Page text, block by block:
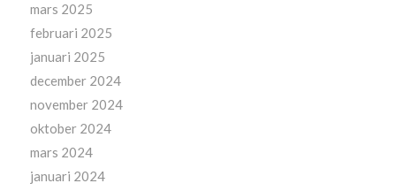
mars 2025
februari 2025
januari 2025
december 2024
november 2024
oktober 2024
mars 2024
januari 2024